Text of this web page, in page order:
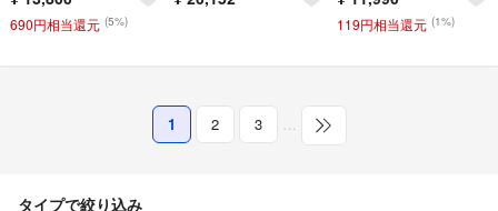
690円相当還元 (5%) 119円相当還元 (1%)
1 2 3 …
タイプで絞り込み